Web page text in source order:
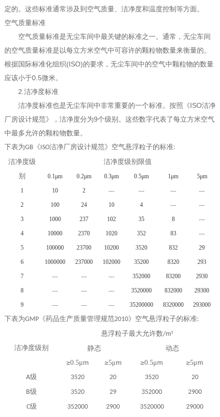
定的。这些标准通常涉及到空气质量、洁净度和温度控制等方面。
空气质量标准
空气质量标准是无尘车间中最关键的标准之一。通常，无尘车间
的空气质量标准是以每立方米空气中可容许的颗粒物数量来衡量的。
根据国际标准化组织(ISO)的要求，无尘车间中的空气中颗粒物的数量
应该小于0.5微米。
2.洁净度标准
洁净度标准也是无尘车间中非常重要的一个标准。按照《ISO洁净
厂房设计规范》，洁净度分为9个级别。这些数字代表了每立方米空气
中最多允许的颗粒物数量。
下表为GB《ISO洁净厂房设计规范》 空气悬浮粒子的标准:
洁净度级
别
洁净度级别 限值
0.1μm 0.2μm 0.3μm 0.5μm 1μm 5μm
1 10 2 --- --- --- ---
2 100 24 10 4 --- ---
3 1000 237 102 35 8 ---
4 10000 2370 1020 352 83 ---
5 100000 23700 10200 3520 832 29
6 1000000 237000 102000 35200 8320 293
7 --- --- --- 352000 83200 2930
8 --- --- --- 3520000 832000 29300
9 --- --- --- 35200000 8320000 293000
下表为GMP《药品生产质量管理规范2010》 空气悬浮粒子的标准:
洁净度级别
悬浮粒子最大允许数/m³
静态
动态
≥0.5μm ≥5μm ≥0.5μm ≥5μm
A级 3520 20 3520
20
B级 3520 29 352000
2900
C级 352000 2900 3520000 29000